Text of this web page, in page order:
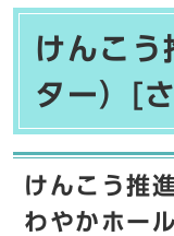
けんこう
ター）[
けんこう推
わやかホー